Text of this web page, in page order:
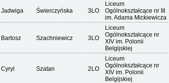
Jadwiga Świerczyńska 3LO
Liceum
Ogólnokształcące nr III
im. Adama Mickiewicza
Bartosz Szachniewicz 3LO
Liceum
Ogólnokształcące nr
XIV im. Polonii
Belgijskiej
Cyryl Szatan 2LO
Liceum
Ogólnokształcące nr
XIV im. Polonii
Belgijskiej